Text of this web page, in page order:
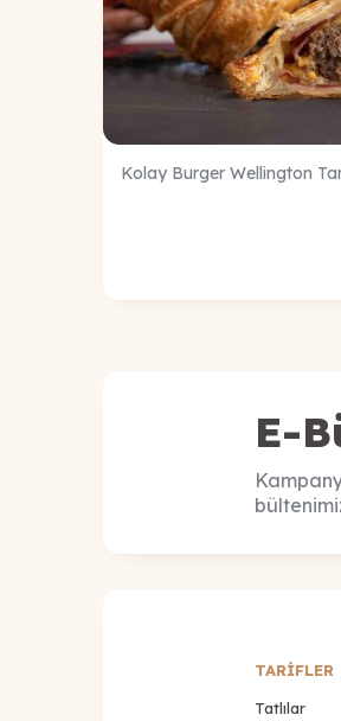
Kolay Burger Wellington
E-
TARİFLER
Tatlılar